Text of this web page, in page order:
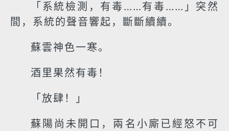
「系統檢測，有毒……有毒……」突然
間，系統的聲音響起，斷斷續續。
蘇雲神色一寒。
酒里果然有毒！
「放肆！」
蘇陽尚未開口，兩名小廝已經怒不可